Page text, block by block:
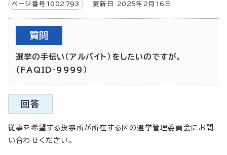
ページ番号 1002793 更新日 2025年2月 16 日
質問
選挙の手伝い（アルバイト）をしたいのですが。
(FAQID-9999）
回答
従事を希望する投票所が所在する区の選挙管理委員会にお問
い合わせください。